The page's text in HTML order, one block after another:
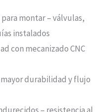
montar – válvulas,
instalados
con mecanizado CNC
durabilidad y flujo
– resistencia al